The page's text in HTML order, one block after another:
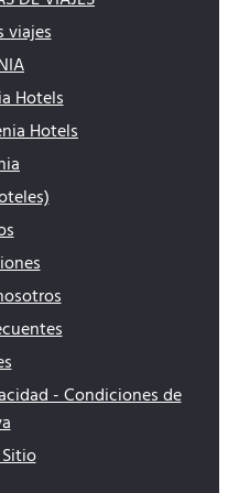
viajes
Hotels
Hotels
- Condiciones de